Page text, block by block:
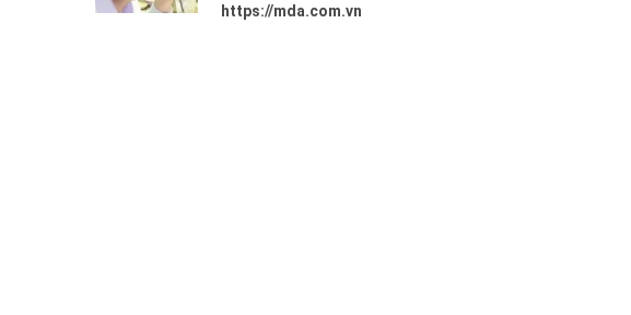
https://mda.com.vn